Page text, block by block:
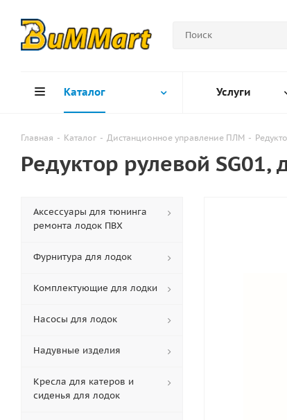
Каталог Услуги
Главная - Каталог - Дистанционное управление ПЛМ -
Редуктор рулевой SG01,
Аксессуары для тюнинга
ремонта лодок ПВХ
Фурнитура для лодок
Комплектующие для лодки
Насосы для лодок
Надувные изделия
Кресла для катеров и
сиденья для лодок